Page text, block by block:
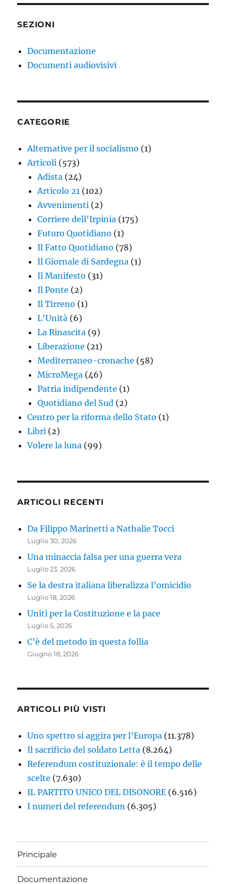
SEZIONI
Documentazione
Documenti audiovisivi
CATEGORIE
Alternative per il socialismo (1)
Articoli (573)
Adista (24)
Articolo 21 (102)
Avvenimenti (2)
Corriere dell'Irpinia (175)
Futuro Quotidiano (1)
Il Fatto Quotidiano (78)
Il Giornale di Sardegna (1)
Il Manifesto (31)
Il Ponte (2)
Il Tirreno (1)
L'Unità (6)
La Rinascita (9)
Liberazione (21)
Mediterraneo-cronache (58)
MicroMega (46)
Patria indipendente (1)
Quotidiano del Sud (2)
Centro per la riforma dello Stato (1)
Libri (2)
Volere la luna (99)
ARTICOLI RECENTI
Da Filippo Marinetti a Nathalie Tocci
Luglio 30, 2026
Una minaccia falsa per una guerra vera
Luglio 23, 2026
Se la destra italiana liberalizza l’omicidio
Luglio 18, 2026
Uniti per la Costituzione e la pace
Luglio 5, 2026
C’è del metodo in questa follia
Giugno 18, 2026
ARTICOLI PIÙ VISTI
Uno spettro si aggira per l’Europa (11.378)
Il sacrificio del soldato Letta (8.264)
Referendum costituzionale: è il tempo delle
scelte (7.630)
IL PARTITO UNICO DEL DISONORE (6.516)
I numeri del referendum (6.305)
Principale
Documentazione